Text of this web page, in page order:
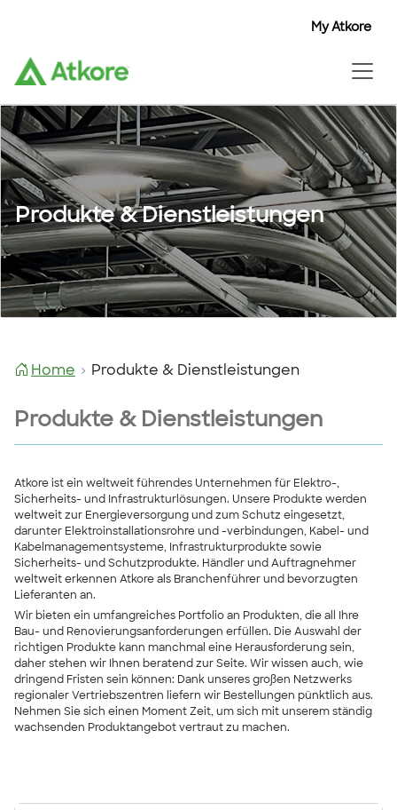
My Atkore
Produkte & Dienstleistungen
Home Produkte & Dienstleistungen
Produkte & Dienstleistungen
Atkore ist ein weltweit führendes Unternehmen für Elektro-,
Sicherheits- und Infrastrukturlösungen. Unsere Produkte werden
weltweit zur Energieversorgung und zum Schutz eingesetzt,
darunter Elektroinstallationsrohre und -verbindungen, Kabel- und
Kabelmanagementsysteme, Infrastrukturprodukte sowie
Sicherheits- und Schutzprodukte. Händler und Auftragnehmer
weltweit erkennen Atkore als Branchenführer und bevorzugten
Lieferanten an.
Wir bieten ein umfangreiches Portfolio an Produkten, die all Ihre
Bau- und Renovierungsanforderungen erfüllen. Die Auswahl der
richtigen Produkte kann manchmal eine Herausforderung sein,
daher stehen wir Ihnen beratend zur Seite. Wir wissen auch, wie
dringend Fristen sein können: Dank unseres großen Netzwerks
regionaler Vertriebszentren liefern wir Bestellungen pünktlich aus.
Nehmen Sie sich einen Moment Zeit, um sich mit unserem ständig
wachsenden Produktangebot vertraut zu machen.